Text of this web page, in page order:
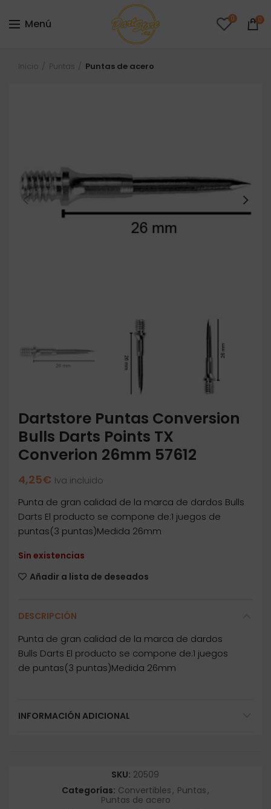
Menú 0 0
Inicio Puntas Puntas de acero
Dartstore Puntas Conversion
Bulls Darts Points TX
Converion 26mm 57612
4,25€ Iva incluido
Punta de gran calidad de la marca de dardos Bulls
Darts El producto se compone de:1 juegos de
puntas(3 puntas)Medida 26mm
Sin existencias
Añadir a lista de deseados
DESCRIPCIÓN
Punta de gran calidad de la marca de dardos
Bulls Darts El producto se compone de:1 juegos
de puntas(3 puntas)Medida 26mm
INFORMACIÓN ADICIONAL
SKU: 20509
Categorías: Convertibles, Puntas,
Puntas de acero